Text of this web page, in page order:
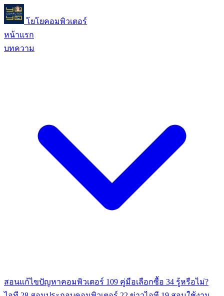
โยโยคอมพิวเตอร์
หน้าแรก
บทความ
สอนแก้ไขปัญหาคอมพิวเตอร์ 109 คู่มือเลือกซื้อ 34 รู้หรือไม่?